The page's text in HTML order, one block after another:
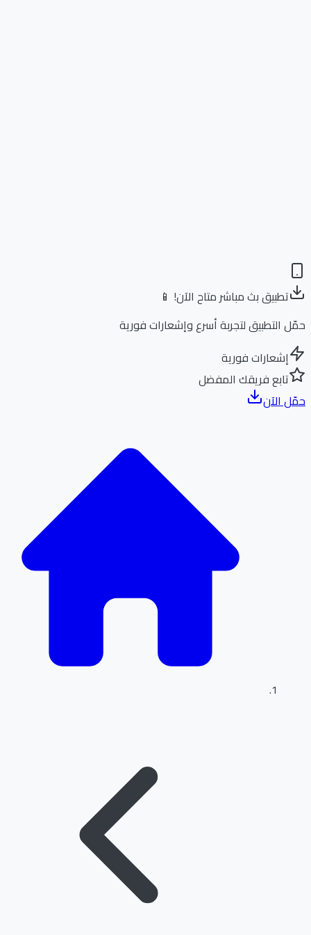
تطبيق بث مباشر متاح الآن! 📱
التطبيق لتجربة أسرع وإشعارات فورية
إشعارات فورية
تابع فريقك المفضل
الآن